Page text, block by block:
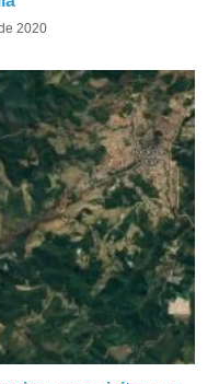
2020